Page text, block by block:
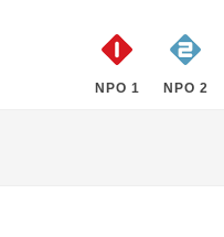
NPO 1 NPO 2